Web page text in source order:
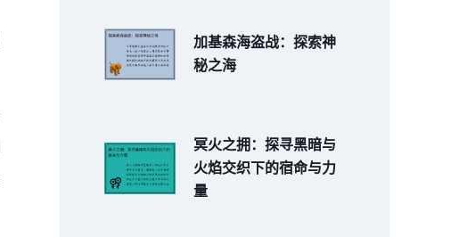
加基森海盗战：探索神
秘之海
冥火之拥：探寻黑暗与
火焰交织下的宿命与力
量